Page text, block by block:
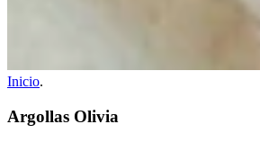
Inicio.
Argollas Olivia